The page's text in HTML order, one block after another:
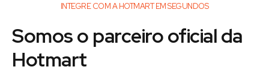
INTEGRE COM A HOTMART EM SEGUNDOS
Somos o parceiro oficial da
Hotmart